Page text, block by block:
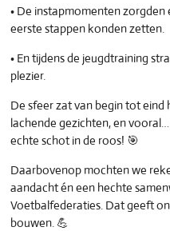
• De instapmomenten
eerste stappen konden zetten.
• En tijdens de jeugdtraining
plezier.
De sfeer zat van begin tot eind
lachende gezichten, en
echte schot in de roos! 🎯
Daarbovenop mochten we
aandacht én een hechte
Voetbalfederaties. Dat geeft
bouwen. 💪